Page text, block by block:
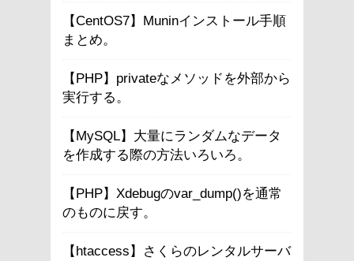
【CentOS7】Muninインストール手順
まとめ。
【PHP】privateなメソッドを外部から
実行する。
【MySQL】大量にランダムなデータ
を作成する際の方法いろいろ。
【PHP】Xdebugのvar_dump()を通常
のものに戻す。
【htaccess】さくらのレンタルサーバ